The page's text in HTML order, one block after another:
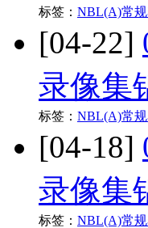
标签： NBL(A)常
[04-22]
录像集
标签： NBL(A)常
[04-18]
录像集
标签： NBL(A)常